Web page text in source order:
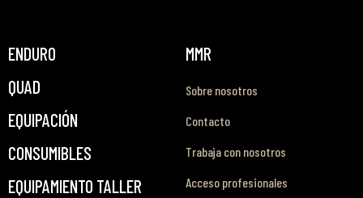
ENDURO
QUAD
EQUIPACIÓN
CONSUMIBLES
EQUIPAMIENTO TALLER
MMR
Sobre nosotros
Contacto
Trabaja con nosotros
Acceso profesionales